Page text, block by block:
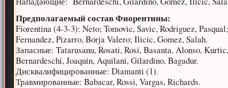
Предполагаемый состав Фиорентины:
Fiorentina (4-3-3): Neto; Tomovic, Savic, Rodriguez,
Fernandez, Pizarro, Borja Valero; Ilicic, Gomez, Salah.
Запасные: Tatarusanu, Rosati, Rosi, Basanta, Alonso,
Bernardeschi, Joaquin, Aquilani, Gilardino, Bagadur.
Дисквалифицированные: Diamanti (1).
Травмированные: Babacar, Rossi, Vargas, Richards.